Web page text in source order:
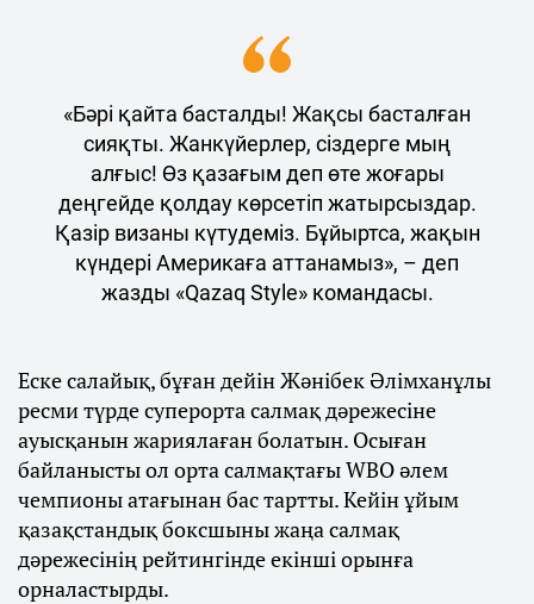
«Бәрі қайта басталды! Жақсы басталған
сияқты. Жанкүйерлер, сіздерге мың
алғыс! Өз қазағым деп өте жоғары
деңгейде қолдау көрсетіп жатырсыздар.
Қазір визаны күтудеміз. Бұйыртса, жақын
күндері Америкаға аттанамыз», – деп
жазды «Qazaq Style» командасы.
Еске салайық, бұған дейін Жәнібек Әлімханұлы
ресми түрде суперорта салмақ дәрежесіне
ауысқанын жариялаған болатын. Осыған
байланысты ол орта салмақтағы WBO әлем
чемпионы атағынан бас тартты. Кейін ұйым
қазақстандық боксшыны жаңа салмақ
дәрежесінің рейтингінде екінші орынға
орналастырды.